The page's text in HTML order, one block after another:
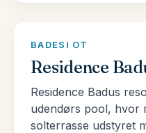
BADESI OT
Residence
Residence Badus
udendørs pool, hvor
solterrasse udstyret